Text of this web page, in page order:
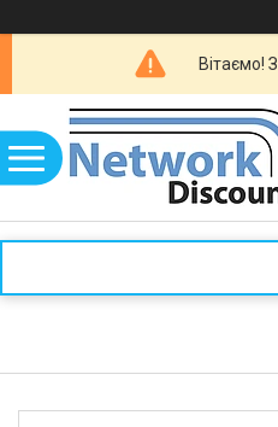
Вітаємо!